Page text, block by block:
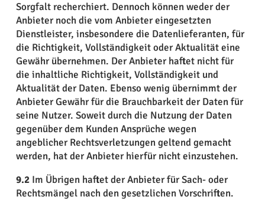
Sorgfalt recherchiert. Dennoch können weder der
Anbieter noch die vom Anbieter eingesetzten
Dienstleister, insbesondere die Datenlieferanten, für
die Richtigkeit, Vollständigkeit oder Aktualität eine
Gewähr übernehmen. Der Anbieter haftet nicht für
die inhaltliche Richtigkeit, Vollständigkeit und
Aktualität der Daten. Ebenso wenig übernimmt der
Anbieter Gewähr für die Brauchbarkeit der Daten für
seine Nutzer. Soweit durch die Nutzung der Daten
gegenüber dem Kunden Ansprüche wegen
angeblicher Rechtsverletzungen geltend gemacht
werden, hat der Anbieter hierfür nicht einzustehen.
9.2Im Übrigen haftet der Anbieter für Sach- oder
Rechtsmängel nach den gesetzlichen Vorschriften.